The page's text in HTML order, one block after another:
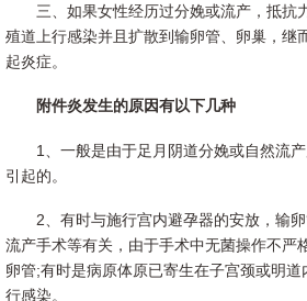
三、如果女性经历过分娩或流产，抵抗
殖道上行感染并且扩散到输卵管、卵巢，继
起炎症。
附件炎发生的原因有以下几种
1、一般是由于足月阴道分娩或自然流
引起的。
2、有时与施行宫内避孕器的安放，输
流产手术等有关，由于手术中无菌操作不严
卵管;有时是病原体原已寄生在子宫颈或明
行感染。